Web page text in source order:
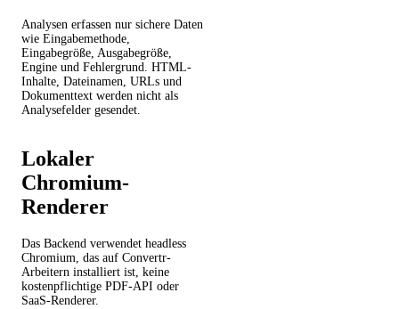
Analysen erfassen nur sichere Daten
wie Eingabemethode,
Eingabegröße, Ausgabegröße,
Engine und Fehlergrund. HTML-
Inhalte, Dateinamen, URLs und
Dokumenttext werden nicht als
Analysefelder gesendet.
Lokaler
Chromium-
Renderer
Das Backend verwendet headless
Chromium, das auf Convertr-
Arbeitern installiert ist, keine
kostenpflichtige PDF-API oder
SaaS-Renderer.